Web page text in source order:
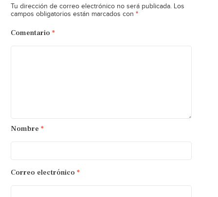
Tu dirección de correo electrónico no será publicada. Los
campos obligatorios están marcados con *
Comentario *
Nombre *
Correo electrónico *